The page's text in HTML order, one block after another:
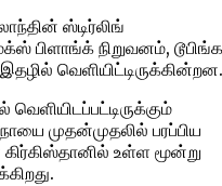
ஸ்டிர்லிங்
பிளாங்க் நிறுவனம்,
வெளியிட்டிருக்கின்றன.
முதன்முதலில் பரப்பிய
உள்ள மூன்று